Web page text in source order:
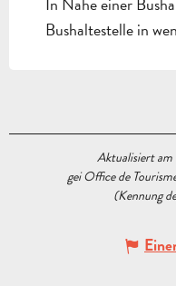
Bushaltestelle in
Aktualisiert am
gei Office de
(Kennung